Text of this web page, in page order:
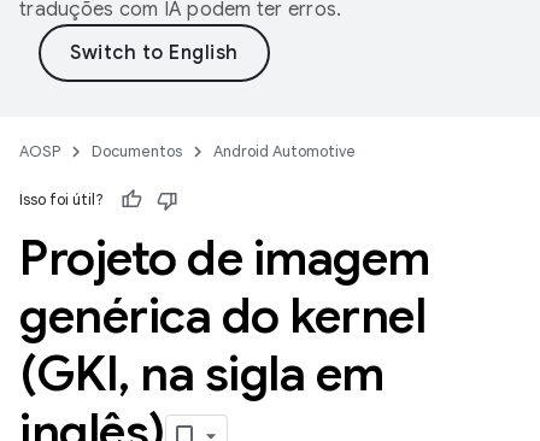
traduções com IA podem ter erros.
AOSP Documentos Android Automotive
Isso foi útil?
Projeto de imagem
genérica do kernel
(GKI, na sigla em